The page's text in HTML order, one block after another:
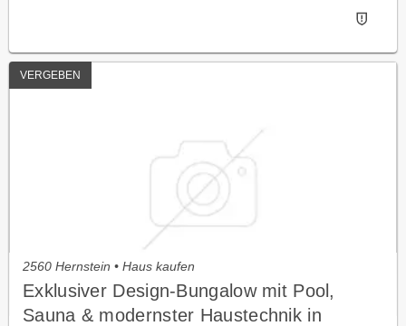
VERGEBEN
2560 Hernstein • Haus kaufen
Exklusiver Design-Bungalow mit Pool,
Sauna & modernster Haustechnik in